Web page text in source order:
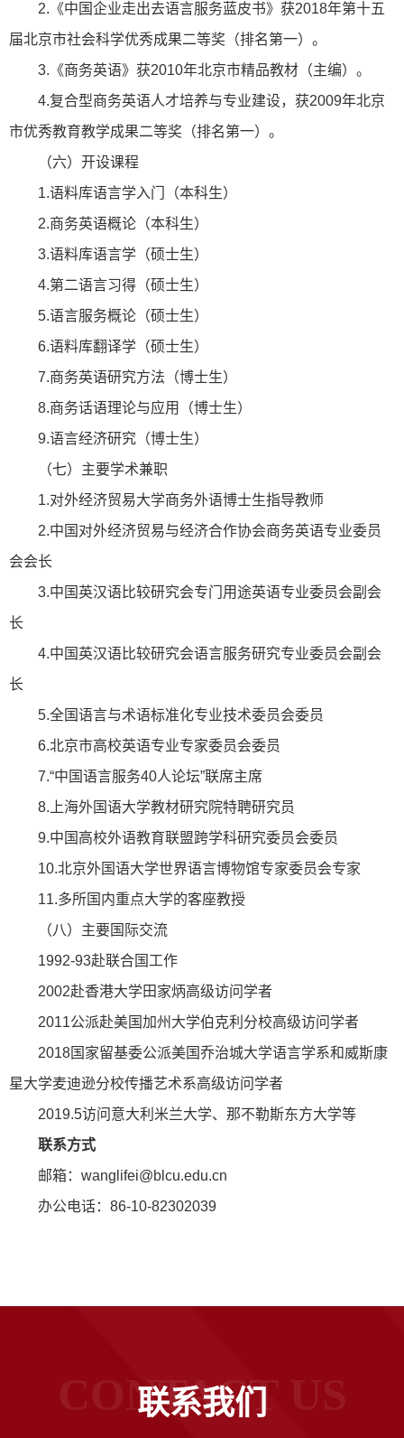
2.《中国企业走出去语言服务蓝皮书》获2018年第十五
届北京市社会科学优秀成果二等奖（排名第一）。
3.《商务英语》获2010年北京市精品教材（主编）。
4.复合型商务英语人才培养与专业建设，获2009年北京
市优秀教育教学成果二等奖（排名第一）。
（六）开设课程
1.语料库语言学入门（本科生）
2.商务英语概论（本科生）
3.语料库语言学（硕士生）
4.第二语言习得（硕士生）
5.语言服务概论（硕士生）
6.语料库翻译学（硕士生）
7.商务英语研究方法（博士生）
8.商务话语理论与应用（博士生）
9.语言经济研究（博士生）
（七）主要学术兼职
1.对外经济贸易大学商务外语博士生指导教师
2.中国对外经济贸易与经济合作协会商务英语专业委员
会会长
3.中国英汉语比较研究会专门用途英语专业委员会副会
长
4.中国英汉语比较研究会语言服务研究专业委员会副会
长
5.全国语言与术语标准化专业技术委员会委员
6.北京市高校英语专业专家委员会委员
7.“中国语言服务40人论坛”联席主席
8.上海外国语大学教材研究院特聘研究员
9.中国高校外语教育联盟跨学科研究委员会委员
10.北京外国语大学世界语言博物馆专家委员会专家
11.多所国内重点大学的客座教授
（八）主要国际交流
1992-93赴联合国工作
2002赴香港大学田家炳高级访问学者
2011公派赴美国加州大学伯克利分校高级访问学者
2018国家留基委公派美国乔治城大学语言学系和威斯康
星大学麦迪逊分校传播艺术系高级访问学者
2019.5访问意大利米兰大学、那不勒斯东方大学等
联系方式
邮箱：wanglifei@blcu.edu.cn
办公电话：86-10-82302039
联系我们
CONTACT US